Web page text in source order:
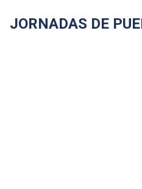
JORNADAS DE